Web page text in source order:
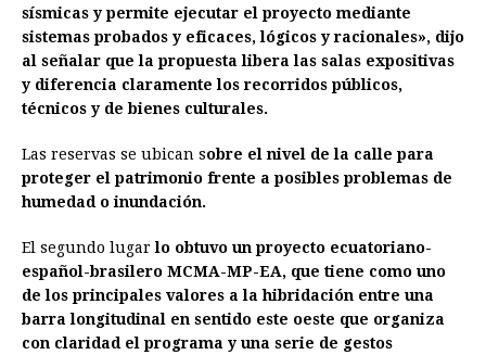
sísmicas y permite ejecutar el proyecto mediante
sistemas probados y eficaces, lógicos y racionales», dijo
al señalar que la propuesta libera las salas expositivas
y diferencia claramente los recorridos públicos,
técnicos y de bienes culturales.
Las reservas se ubican sobre el nivel de la calle para
proteger el patrimonio frente a posibles problemas de
humedad o inundación.
El segundo lugarlo obtuvo un proyecto ecuatoriano-
español-brasilero MCMA-MP-EA, que tiene como uno
de los principales valores a la hibridación entre una
barra longitudinal en sentido este oeste que organiza
con claridad el programa y una serie de gestos